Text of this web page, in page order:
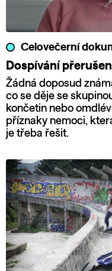
Celovečerní
Dospívání
Žádná doposud
co se děje se
končetin nebo
příznaky nemoci,
je třeba řešit.